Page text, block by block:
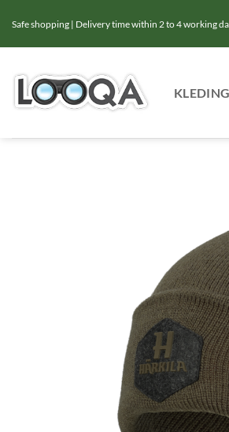
naar
inhoud
Safe shopping | Delivery time within 2 to 4 working
KLEDING